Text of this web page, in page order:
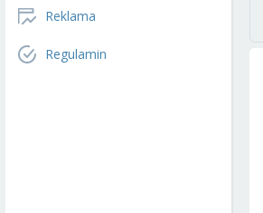
Reklama
Regulamin